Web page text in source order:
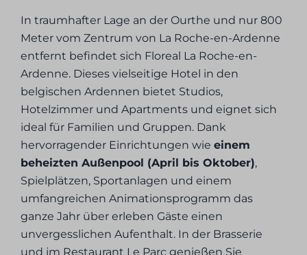
In traumhafter Lage an der Ourthe und nur 800
Meter vom Zentrum von La Roche-en-Ardenne
entfernt befindet sich Floreal La Roche-en-
Ardenne. Dieses vielseitige Hotel in den
belgischen Ardennen bietet Studios,
Hotelzimmer und Apartments und eignet sich
ideal für Familien und Gruppen. Dank
hervorragender Einrichtungen wieeinem
beheizten Außenpool (April bis Oktober),
Spielplätzen, Sportanlagen und einem
umfangreichen Animationsprogramm das
ganze Jahr über erleben Gäste einen
unvergesslichen Aufenthalt. In der Brasserie
und im Restaurant Le Parc genießen Sie